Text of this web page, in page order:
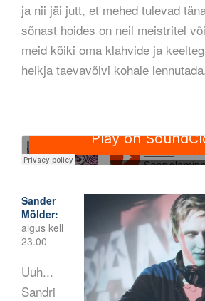
ja nii jäi jutt, et mehed tulevad
sõnast hoides on neil meistritel
meid kõiki oma klahvide ja
helkja taevavõlvi kohale
Sander
Mölder:
algus kell
23.00
Uuh...
Sandri